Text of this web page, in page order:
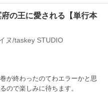
の王に愛される【単行本
ヌ/taskey STUDIO
が終わったのてわエラーかと思
ので楽しみに待ちます。